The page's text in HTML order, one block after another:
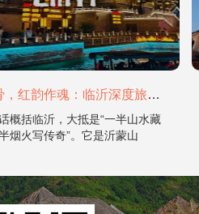
山水为骨，红韵作魂：临沂深度旅游攻略
概括临沂，大抵是“一半山水藏
烟火写传奇”。它是沂蒙山